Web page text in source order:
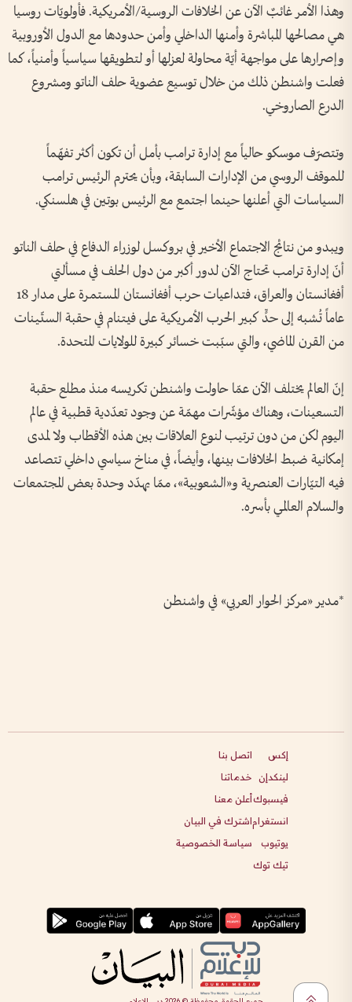
وهذا الأمر غائبٌ الآن عن الخلافات الروسية/الأمريكية. فأولويّات روسيا
هي مصالحها المباشرة وأمنها الداخلي وأمن حدودها مع الدول الأوروبية
وإصرارها على مواجهة أيّة محاولة لعزلها أو لتطويقها سياسياً وأمنياً، كما
فعلت واشنطن ذلك من خلال توسيع عضوية حلف الناتو ومشروع
الدرع الصاروخي.
وتتصرّف موسكو حالياً مع إدارة ترامب بأمل أن تكون أكثر تفهّماً
للموقف الروسي من الإدارات السابقة، وبأن يحترم الرئيس ترامب
السياسات التي أعلنها حينما اجتمع مع الرئيس بوتين في هلسنكي.
ويبدو من نتائج الاجتماع الأخير في بروكسل لوزراء الدفاع في حلف الناتو
أنّ إدارة ترامب تحتاج الآن لدور أكبر من دول الحلف في مسألتي
أفغانستان والعراق، فتداعيات حرب أفغانستان المستمرة على مدار 18
عاماً تُشبه إلى حدٍّ كبير الحرب الأمريكية على فيتنام في حقبة الستّينات
من القرن الماضي، والتي سبّبت خسائر كبيرة للولايات المتحدة.
إنّ العالم يختلف الآن عمّا حاولت واشنطن تكريسه منذ مطلع حقبة
التسعينات، وهناك مؤشّرات مهمّة عن وجود تعدّدية قطبية في عالم
اليوم لكن من دون ترتيب لنوع العلاقات بين هذه الأقطاب ولا لمدى
إمكانية ضبط الخلافات بينها، وأيضاً، في مناخ سياسي داخلي تتصاعد
فيه التيّارات العنصرية و«الشعوبية»، ممّا يهدّد وحدة بعض المجتمعات
والسلام العالمي بأسره.
*مدير «مركز الحوار العربي» في واشنطن
إكس
لينكدإن
فيسبوك
انستغرام
يوتيوب
تيك توك
اتصل بنا
خدماتنا
أعلن معنا
اشترك في البيان
سياسة الخصوصية